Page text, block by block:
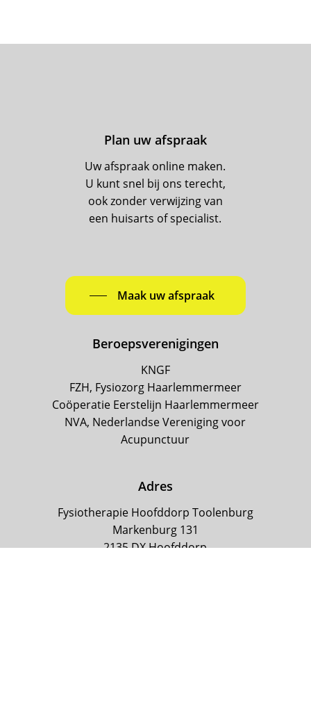
Plan uw afspraak
Uw afspraak online maken.
U kunt snel bij ons terecht,
ook zonder verwijzing van
een huisarts of specialist.
Maak uw afspraak
Beroepsverenigingen
KNGF
FZH, Fysiozorg Haarlemmermeer
Coöperatie Eerstelijn Haarlemmermeer
NVA, Nederlandse Vereniging voor
Acupunctuur
Adres
Fysiotherapie Hoofddorp Toolenburg
Markenburg 131
2135 DX Hoofddorp